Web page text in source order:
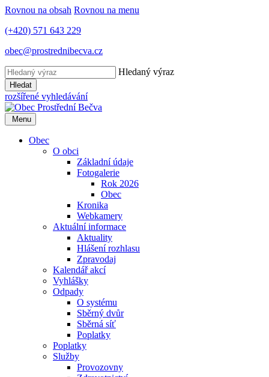
Rovnou na obsah Rovnou na menu
(+420) 571 643 229
obec@prostrednibecva.cz
Hledaný výraz
Hledat
rozšířené vyhledávání
Menu
Obec
O obci
Základní údaje
Fotogalerie
Rok 2026
Obec
Kronika
Webkamery
Aktuální informace
Aktuality
Hlášení rozhlasu
Zpravodaj
Kalendář akcí
Vyhlášky
Odpady
O systému
Sběrný dvůr
Sběrná síť
Poplatky
Poplatky
Služby
Provozovny